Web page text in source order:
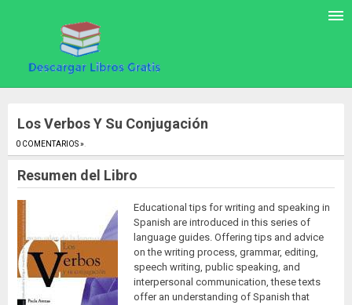
Los Verbos Y Su Conjugación
0 COMENTARIOS ».
Resumen del Libro
Educational tips for writing and speaking in
Spanish are introduced in this series of
language guides. Offering tips and advice
on the writing process, grammar, editing,
speech writing, public speaking, and
interpersonal communication, these texts
offer an understanding of Spanish that